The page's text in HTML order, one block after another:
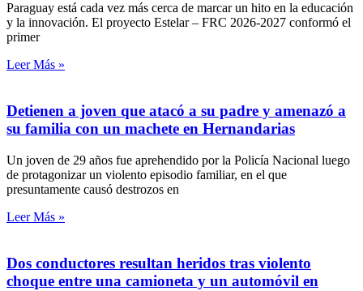
Paraguay está cada vez más cerca de marcar un hito en la educación
y la innovación. El proyecto Estelar – FRC 2026-2027 conformó el
primer
Leer Más »
Detienen a joven que atacó a su padre y amenazó a
su familia con un machete en Hernandarias
Un joven de 29 años fue aprehendido por la Policía Nacional luego
de protagonizar un violento episodio familiar, en el que
presuntamente causó destrozos en
Leer Más »
Dos conductores resultan heridos tras violento
choque entre una camioneta y un automóvil en